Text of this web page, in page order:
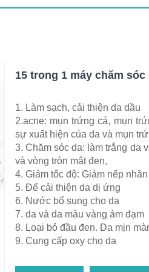
15 trong 1 máy chăm
1. Làm sạch, cải thiện da dầu
2.acne: mụn trứng cá, mụn
sự xuất hiện của da và mụn
3. Chăm sóc da: làm trắng da
và vòng tròn mắt đen,
4. Giảm tốc độ: Giảm nếp
5. Để cải thiện da dị ứng
6. Nước bổ sung cho da
7. da và da màu vàng ảm đạm
8. Loại bỏ đầu đen. Da mịn
9. Cung cấp oxy cho da